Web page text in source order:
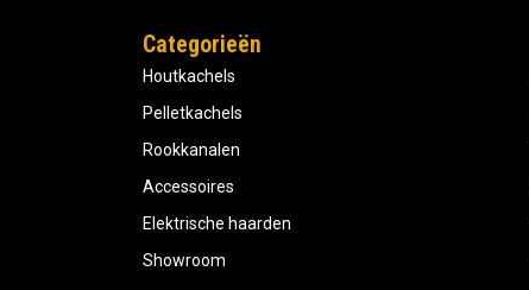
Categorieën
Houtkachels
Pelletkachels
Rookkanalen
Accessoires
Elektrische haarden
Showroom